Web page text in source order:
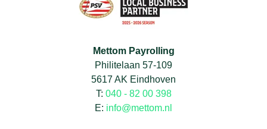
Mettom Payrolling
Philitelaan 57-109
5617 AK Eindhoven
T: 040 - 82 00 398
E: info@mettom.nl